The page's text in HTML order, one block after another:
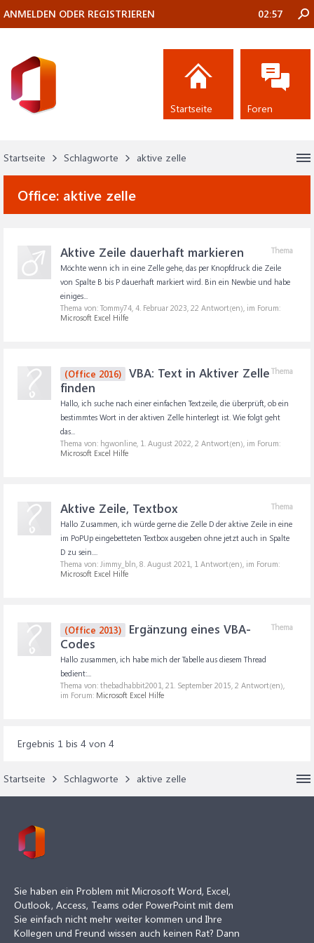
Startseite Schlagworte aktive zelle
Office: aktive zelle
Thema
Aktive Zeile dauerhaft markieren
Möchte wenn ich in eine Zelle gehe, das per Knopfdruck die Zeile
von Spalte B bis P dauerhaft markiert wird. Bin ein Newbie und habe
einiges...
Thema von: Tommy74, 4. Februar 2023, 22 Antwort(en), im Forum:
Microsoft Excel Hilfe
Thema
(Office 2016)
VBA: Text in Aktiver Zelle
finden
Hallo, ich suche nach einer einfachen Textzeile, die überprüft, ob ein
bestimmtes Wort in der aktiven Zelle hinterlegt ist. Wie folgt geht
das...
Thema von: hgwonline, 1. August 2022, 2 Antwort(en), im Forum:
Microsoft Excel Hilfe
Thema
Aktive Zeile, Textbox
Hallo Zusammen, ich würde gerne die Zelle D der aktive Zeile in eine
im PoPUp eingebetteten Textbox ausgeben ohne jetzt auch in Spalte
D zu sein....
Thema von: Jimmy_bln, 8. August 2021, 1 Antwort(en), im Forum:
Microsoft Excel Hilfe
Thema
(Office 2013)
Ergänzung eines VBA-
Codes
Hallo zusammen, ich habe mich der Tabelle aus diesem Thread
bedient:...
Thema von: thebadhabbit2001, 21. September 2015, 2 Antwort(en),
im Forum: Microsoft Excel Hilfe
Ergebnis 1 bis 4 von 4
Startseite Schlagworte aktive zelle
ANMELDEN ODER REGISTRIEREN 02:57
Startseite Foren
Sie haben ein Problem mit Microsoft Word, Excel,
Outlook, Access, Teams oder PowerPoint mit dem
Sie einfach nicht mehr weiter kommen und Ihre
Kollegen und Freund wissen auch keinen Rat? Dann